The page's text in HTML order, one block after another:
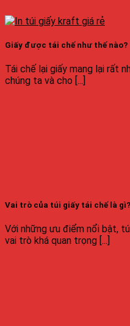
Giấy được tái chế như thế nào?
Tái chế lại giấy mang lại rất
chúng ta và cho [...]
Vai trò của túi giấy tái chế là gì?
Với những ưu điểm nổi bật,
vai trò khá quan trọng [...]